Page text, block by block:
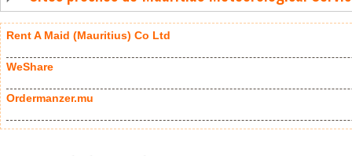
Rent A Maid (Mauritius) Co Ltd
WeShare
Ordermanzer.mu